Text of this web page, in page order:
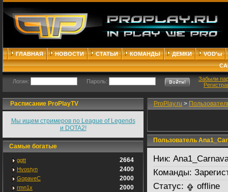
ГЛАВНАЯ НОВОСТИ СТАТЬИ КОМАНДЫ ДЕМКИ
VOD'ы
Логин: Пароль:
Забыли
Расписание ProPlayTV
Мы ищем стримеров по League of Legends
и DOTA2!
Самые богатые
ggtt 2664
Hvostyn 2400
GopaveC 2000
rmn1x 2000
ProPlay.ru >
Пользователь
Ник:
Команды:
Статус:
offline